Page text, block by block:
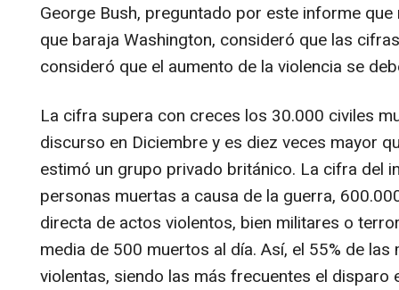
George Bush, preguntado por este informe
que baraja Washington, consideró que las
consideró que el aumento de la violencia se
La cifra supera con creces los 30.000 civiles
discurso en Diciembre y es diez veces mayor
estimó un grupo privado británico. La cifra del
personas muertas a causa de la guerra,
directa de actos violentos, bien militares o
media de 500 muertos al día. Así, el 55% de
violentas, siendo las más frecuentes el disparo